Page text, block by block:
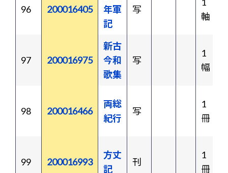
96 200016405
年軍
記
写
軸
97 200016975
新古
今和
歌集
写
1
幅
98 200016466
両総
紀行
写
1
冊
99 200016993
方丈
記
刊
1
冊